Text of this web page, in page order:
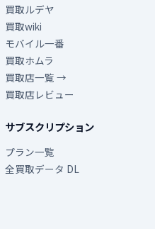
買取ルデヤ
買取wiki
モバイル一番
買取ホムラ
買取店一覧 →
買取店レビュー
サブスクリプション
プラン一覧
全買取データ DL